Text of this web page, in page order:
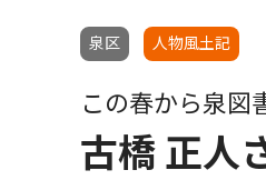
泉区 人物風土記
この春から泉図
古橋 正人